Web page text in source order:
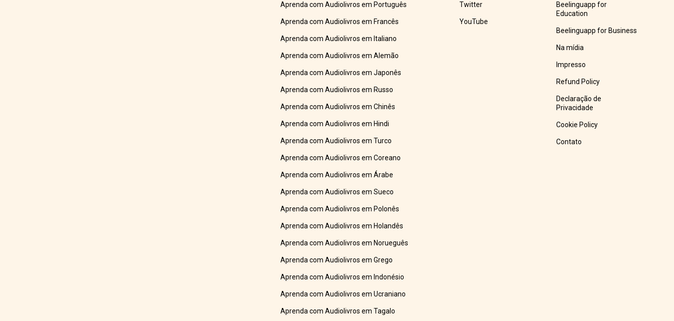
Aprenda com Audiolivros em Português
Aprenda com Audiolivros em Francês
Aprenda com Audiolivros em Italiano
Aprenda com Audiolivros em Alemão
Aprenda com Audiolivros em Japonês
Aprenda com Audiolivros em Russo
Aprenda com Audiolivros em Chinês
Aprenda com Audiolivros em Hindi
Aprenda com Audiolivros em Turco
Aprenda com Audiolivros em Coreano
Aprenda com Audiolivros em Árabe
Aprenda com Audiolivros em Sueco
Aprenda com Audiolivros em Polonês
Aprenda com Audiolivros em Holandês
Aprenda com Audiolivros em Norueguês
Aprenda com Audiolivros em Grego
Aprenda com Audiolivros em Indonésio
Aprenda com Audiolivros em Ucraniano
Aprenda com Audiolivros em Tagalo
Twitter
YouTube
Beelinguapp for
Education
Beelinguapp for Business
Na mídia
Impresso
Refund Policy
Declaração de
Privacidade
Cookie Policy
Contato